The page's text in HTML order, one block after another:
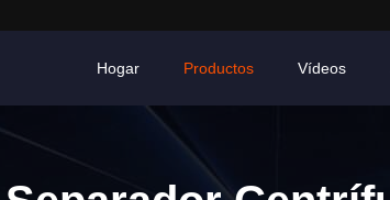
Hogar Productos Vídeos